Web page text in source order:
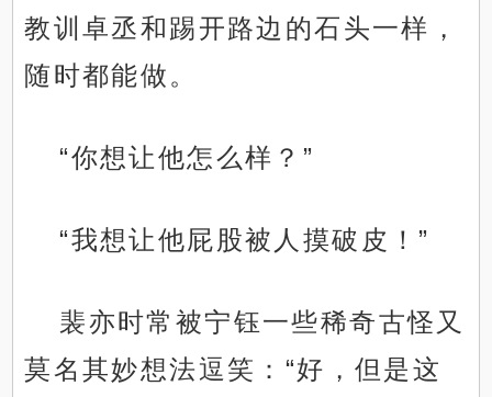
教训卓丞和踢开路边的石头一样，
随时都能做。
“你想让他怎么样？”
“我想让他屁股被人摸破皮！”
裴亦时常被宁钰一些稀奇古怪又
莫名其妙想法逗笑：“好，但是这